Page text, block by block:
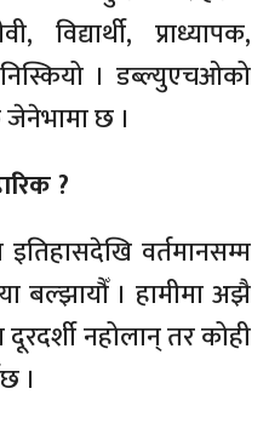
विद्यार्थी, प्राध्यापक,
। डब्ल्युएचओको
छ ।
?
इतिहासदेखि वर्तमानसम्म
बल्झायौँ । हामीमा अझै
नहोलान् तर कोही
।